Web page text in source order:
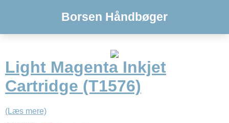
Borsen Håndbøger
Light Magenta Inkjet
Cartridge (T1576)
(Læs mere)